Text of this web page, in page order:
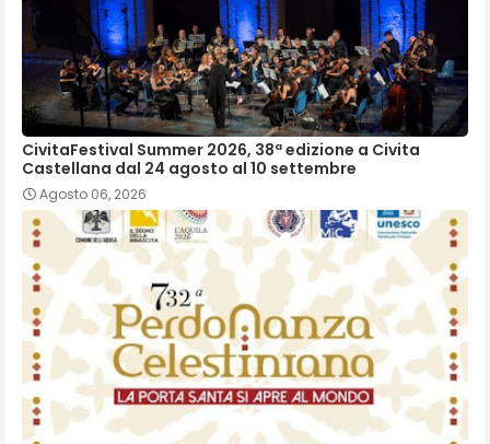
CivitaFestival Summer 2026, 38ª edizione a Civita
Castellana dal 24 agosto al 10 settembre
Agosto 06, 2026